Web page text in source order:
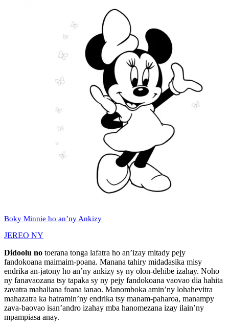
Boky Minnie ho an’ny Ankizy
JEREO NY
Didoolu no toerana tonga lafatra ho an’izay mitady pejy
fandokoana maimaim-poana. Manana tahiry midadasika misy
endrika an-jatony ho an’ny ankizy sy ny olon-dehibe izahay. Noho
ny fanavaozana tsy tapaka sy ny pejy fandokoana vaovao dia hahita
zavatra mahaliana foana ianao. Manomboka amin’ny lohahevitra
mahazatra ka hatramin’ny endrika tsy manam-paharoa, manampy
zava-baovao isan’andro izahay mba hanomezana izay ilain’ny
mpampiasa anay.